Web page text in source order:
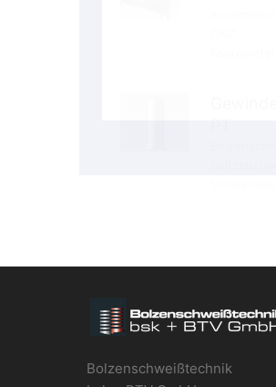
Bolzenschweißtechnik